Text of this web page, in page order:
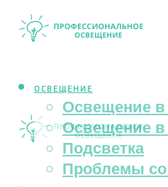
ОСВЕЩЕНИЕ
Освещение в
Освещение в
Подсветка
Проблемы